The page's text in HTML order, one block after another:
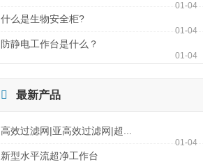
01-04
什么是生物安全柜?
01-04
防静电工作台是什么？
01-04
 最新产品
高效过滤网|亚高效过滤网|超...
01-04
新型水平流超净工作台